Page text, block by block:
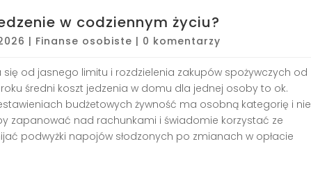
w codziennym życiu?
| Finanse osobiste | 0 komentarzy
się od jasnego limitu i rozdzielenia zakupów spożywczych od
średni koszt jedzenia w domu dla jednej osoby to ok.
budżetowych żywność ma osobną kategorię i nie
zapanować nad rachunkami i świadomie korzystać ze
podwyżki napojów słodzonych po zmianach w opłacie